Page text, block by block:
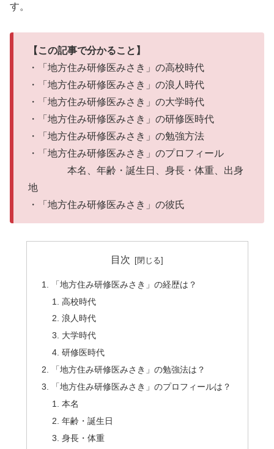
す。
【この記事で分かること】
・「地方住み研修医みさき」の高校時代
・「地方住み研修医みさき」の浪人時代
・「地方住み研修医みさき」の大学時代
・「地方住み研修医みさき」の研修医時代
・「地方住み研修医みさき」の勉強方法
・「地方住み研修医みさき」のプロフィール
本名、年齢・誕生日、身長・体重、出身
地
・「地方住み研修医みさき」の彼氏
目次
「地方住み研修医みさき」の経歴は？
高校時代
浪人時代
大学時代
研修医時代
「地方住み研修医みさき」の勉強法は？
「地方住み研修医みさき」のプロフィールは？
本名
年齢・誕生日
身長・体重